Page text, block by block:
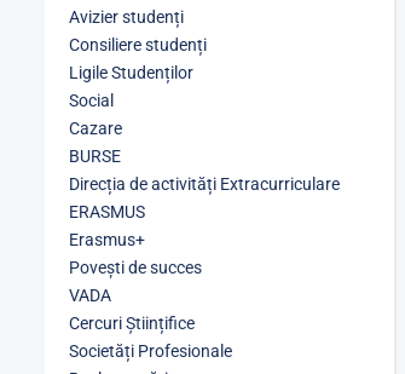
Avizier studenți
Consiliere studenți
Ligile Studenților
Social
Cazare
BURSE
Direcția de activități Extracurriculare
ERASMUS
Erasmus+
Povești de succes
VADA
Cercuri Științifice
Societăți Profesionale